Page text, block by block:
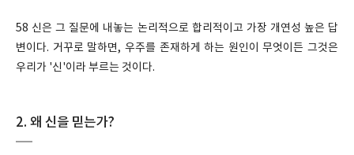
58 신은 그 질문에 내놓는 논리적으로 합리적이고 가장 개연성 높은 답
변이다. 거꾸로 말하면, 우주를 존재하게 하는 원인이 무엇이든 그것은
우리가 '신'이라 부르는 것이다.
2. 왜 신을 믿는가?